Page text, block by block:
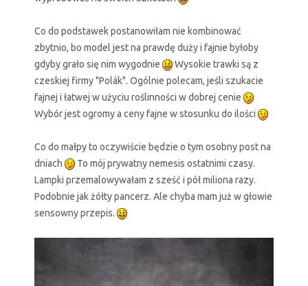
Co do podstawek postanowiłam nie kombinować
zbytnio, bo model jest na prawdę duży i fajnie byłoby
gdyby grało się nim wygodnie
Wysokie trawki są z
czeskiej firmy "Polák". Ogólnie polecam, jeśli szukacie
fajnej i łatwej w użyciu roślinności w dobrej cenie
Wybór jest ogromy a ceny fajne w stosunku do ilości
Co do małpy to oczywiście będzie o tym osobny post na
dniach
To mój prywatny nemesis ostatnimi czasy.
Lampki przemalowywałam z sześć i pół miliona razy.
Podobnie jak żółty pancerz. Ale chyba mam już w głowie
sensowny przepis.